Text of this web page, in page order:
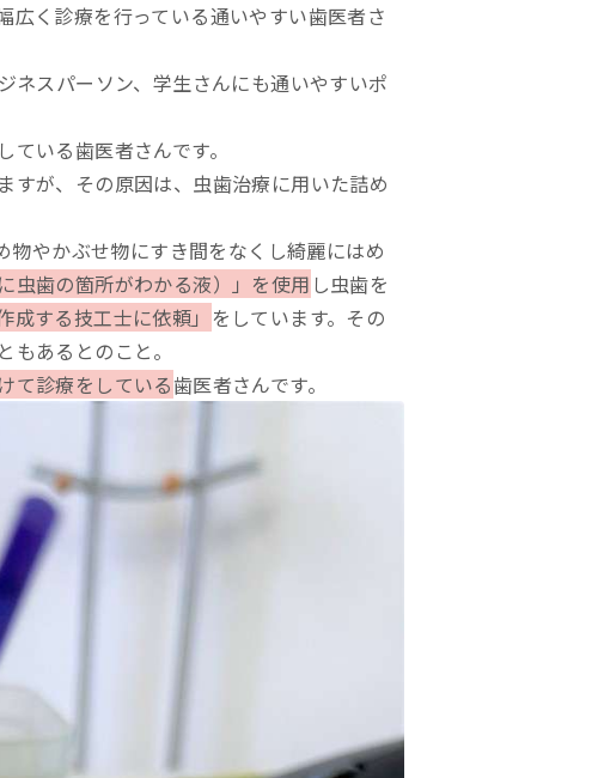
く診療を行っている通いやすい歯医者さ
ネスパーソン、学生さんにも通いやすいポ
ている歯医者さんです。
すが、その原因は、虫歯治療に用いた詰め
物やかぶせ物にすき間をなくし綺麗にはめ
虫歯の箇所がわかる液）」を使用 し虫歯を
成する技工士に依頼」 をしています。その
あるとのこと。
て診療をしている歯医者さんです。